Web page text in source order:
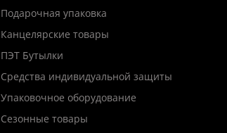
Подарочная упаковка
Канцелярские товары
ПЭТ Бутылки
Средства индивидуальной защиты
Упаковочное оборудование
Сезонные товары